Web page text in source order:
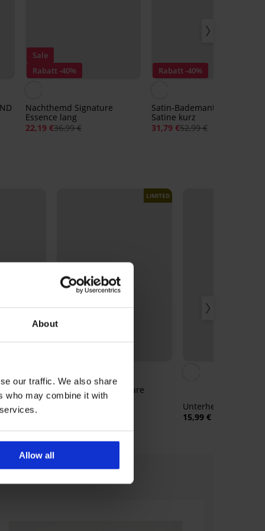
About
our traffic. We also share
who may combine it with
Allow all
Sale
Rabatt -40%
Nachthemd Signature
Essence lang
22,19 €36,99 €
Rabatt -40%
Satin-Bademantel Luisa
Satine kurz
31,79 €52,99 €
Lisa
LIMITED
Nachthemd Signature
Essence lang
Unterhemd Silvia
15,99 €